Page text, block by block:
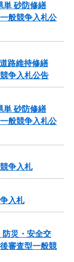
単 砂防修繕
般競争入札公
路維持修繕
争入札公告
単 砂防修繕
般競争入札公
争入札
入札
災・安全交
審査型一般競